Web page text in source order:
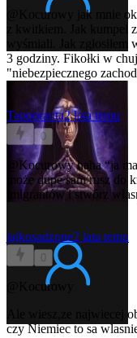
@Kocurowy
jak mnie
z kwitkiem. Jak kumpel
wyśmiali. Jak
3 godziny. Fikołki w
"niebezpiecznego
Tapporauta2 lata temu
0
@Kocurowyhaha “ja
może dupe sam rusz
imigrantów i stwórz
jajkosadzone2 lata temu
0
@Kocurowy
Ale wiesz,ze najwiecej
czy Niemiec to sa